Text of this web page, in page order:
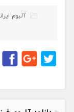
آلبوم